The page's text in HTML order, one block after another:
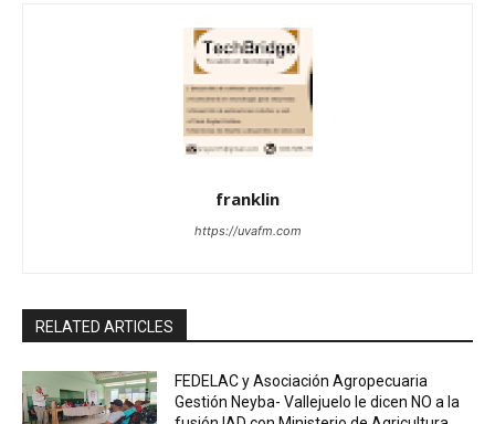
franklin
https://uvafm.com
RELATED ARTICLES
FEDELAC y Asociación Agropecuaria
Gestión Neyba- Vallejuelo le dicen NO a la